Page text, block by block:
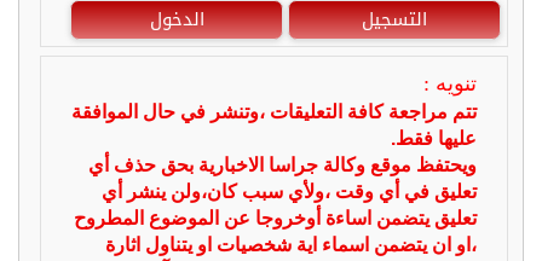
التسجيل الدخول
تنويه :
تتم مراجعة كافة التعليقات ،وتنشر في حال الموافقة
عليها فقط.
ويحتفظ موقع وكالة جراسا الاخبارية بحق حذف أي
تعليق في أي وقت ،ولأي سبب كان،ولن ينشر أي
تعليق يتضمن اساءة أوخروجا عن الموضوع المطروح
،او ان يتضمن اسماء اية شخصيات او يتناول اثارة